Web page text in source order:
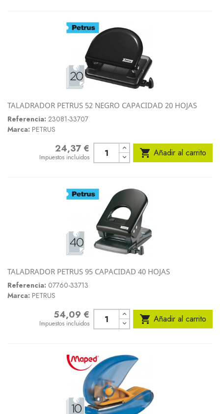
TALADRADOR PETRUS 52 NEGRO CAPACIDAD 20 HOJAS
Referencia: 23081-33707
Marca: PETRUS
Precio24,37 €
Impuestos incluidos  Añadir al carrito
TALADRADOR PETRUS 95 CAPACIDAD 40 HOJAS
Referencia: 07760-33713
Marca: PETRUS
Precio54,09 €
Impuestos incluidos  Añadir al carrito